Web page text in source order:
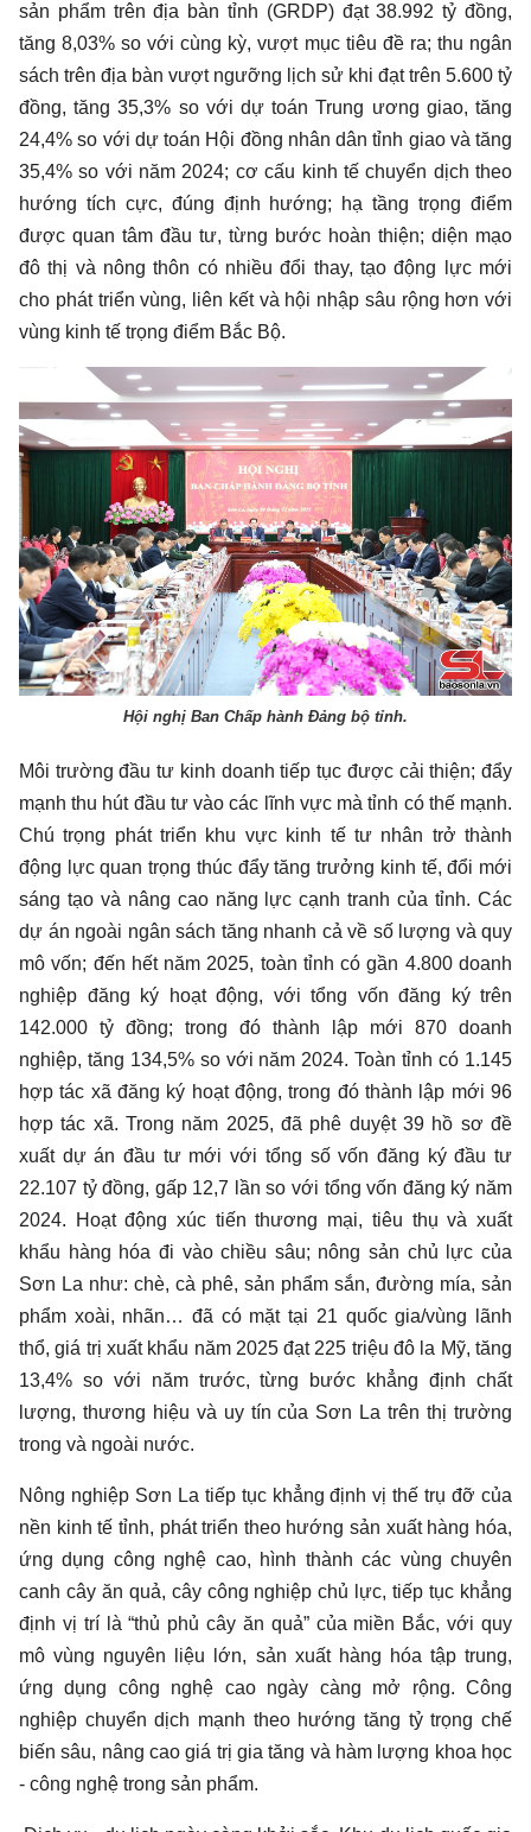
sản phẩm trên địa bàn tỉnh (GRDP) đạt 38.992 tỷ đồng,
tăng 8,03% so với cùng kỳ, vượt mục tiêu đề ra; thu ngân
sách trên địa bàn vượt ngưỡng lịch sử khi đạt trên 5.600 tỷ
đồng, tăng 35,3% so với dự toán Trung ương giao, tăng
24,4% so với dự toán Hội đồng nhân dân tỉnh giao và tăng
35,4% so với năm 2024; cơ cấu kinh tế chuyển dịch theo
hướng tích cực, đúng định hướng; hạ tầng trọng điểm
được quan tâm đầu tư, từng bước hoàn thiện; diện mạo
đô thị và nông thôn có nhiều đổi thay, tạo động lực mới
cho phát triển vùng, liên kết và hội nhập sâu rộng hơn với
vùng kinh tế trọng điểm Bắc Bộ.
Hội nghị Ban Chấp hành Đảng bộ tỉnh.
Môi trường đầu tư kinh doanh tiếp tục được cải thiện; đẩy
mạnh thu hút đầu tư vào các lĩnh vực mà tỉnh có thế mạnh.
Chú trọng phát triển khu vực kinh tế tư nhân trở thành
động lực quan trọng thúc đẩy tăng trưởng kinh tế, đổi mới
sáng tạo và nâng cao năng lực cạnh tranh của tỉnh. Các
dự án ngoài ngân sách tăng nhanh cả về số lượng và quy
mô vốn; đến hết năm 2025, toàn tỉnh có gần 4.800 doanh
nghiệp đăng ký hoạt động, với tổng vốn đăng ký trên
142.000 tỷ đồng; trong đó thành lập mới 870 doanh
nghiệp, tăng 134,5% so với năm 2024. Toàn tỉnh có 1.145
hợp tác xã đăng ký hoạt động, trong đó thành lập mới 96
hợp tác xã. Trong năm 2025, đã phê duyệt 39 hồ sơ đề
xuất dự án đầu tư mới với tổng số vốn đăng ký đầu tư
22.107 tỷ đồng, gấp 12,7 lần so với tổng vốn đăng ký năm
2024. Hoạt động xúc tiến thương mại, tiêu thụ và xuất
khẩu hàng hóa đi vào chiều sâu; nông sản chủ lực của
Sơn La như: chè, cà phê, sản phẩm sắn, đường mía, sản
phẩm xoài, nhãn… đã có mặt tại 21 quốc gia/vùng lãnh
thổ, giá trị xuất khẩu năm 2025 đạt 225 triệu đô la Mỹ, tăng
13,4% so với năm trước, từng bước khẳng định chất
lượng, thương hiệu và uy tín của Sơn La trên thị trường
trong và ngoài nước.
Nông nghiệp Sơn La tiếp tục khẳng định vị thế trụ đỡ của
nền kinh tế tỉnh, phát triển theo hướng sản xuất hàng hóa,
ứng dụng công nghệ cao, hình thành các vùng chuyên
canh cây ăn quả, cây công nghiệp chủ lực, tiếp tục khẳng
định vị trí là “thủ phủ cây ăn quả” của miền Bắc, với quy
mô vùng nguyên liệu lớn, sản xuất hàng hóa tập trung,
ứng dụng công nghệ cao ngày càng mở rộng. Công
nghiệp chuyển dịch mạnh theo hướng tăng tỷ trọng chế
biến sâu, nâng cao giá trị gia tăng và hàm lượng khoa học
- công nghệ trong sản phẩm.